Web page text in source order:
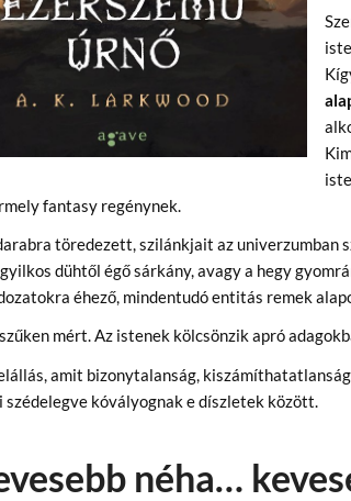
fantasy regénynek.
töredezett, szilánkjait az univerzumban
dühtől égő sárkány, avagy a hegy
éhező, mindentudó entitás remek
mért. Az istenek kölcsönzik apró
amit bizonytalanság,
szédelegve kóvályognak e díszletek között.
néha…